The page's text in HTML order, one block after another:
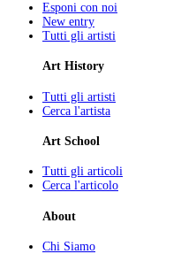
Esponi con noi
New entry
Tutti gli artisti
Art History
Tutti gli artisti
Cerca l'artista
Art School
Tutti gli articoli
Cerca l'articolo
About
Chi Siamo